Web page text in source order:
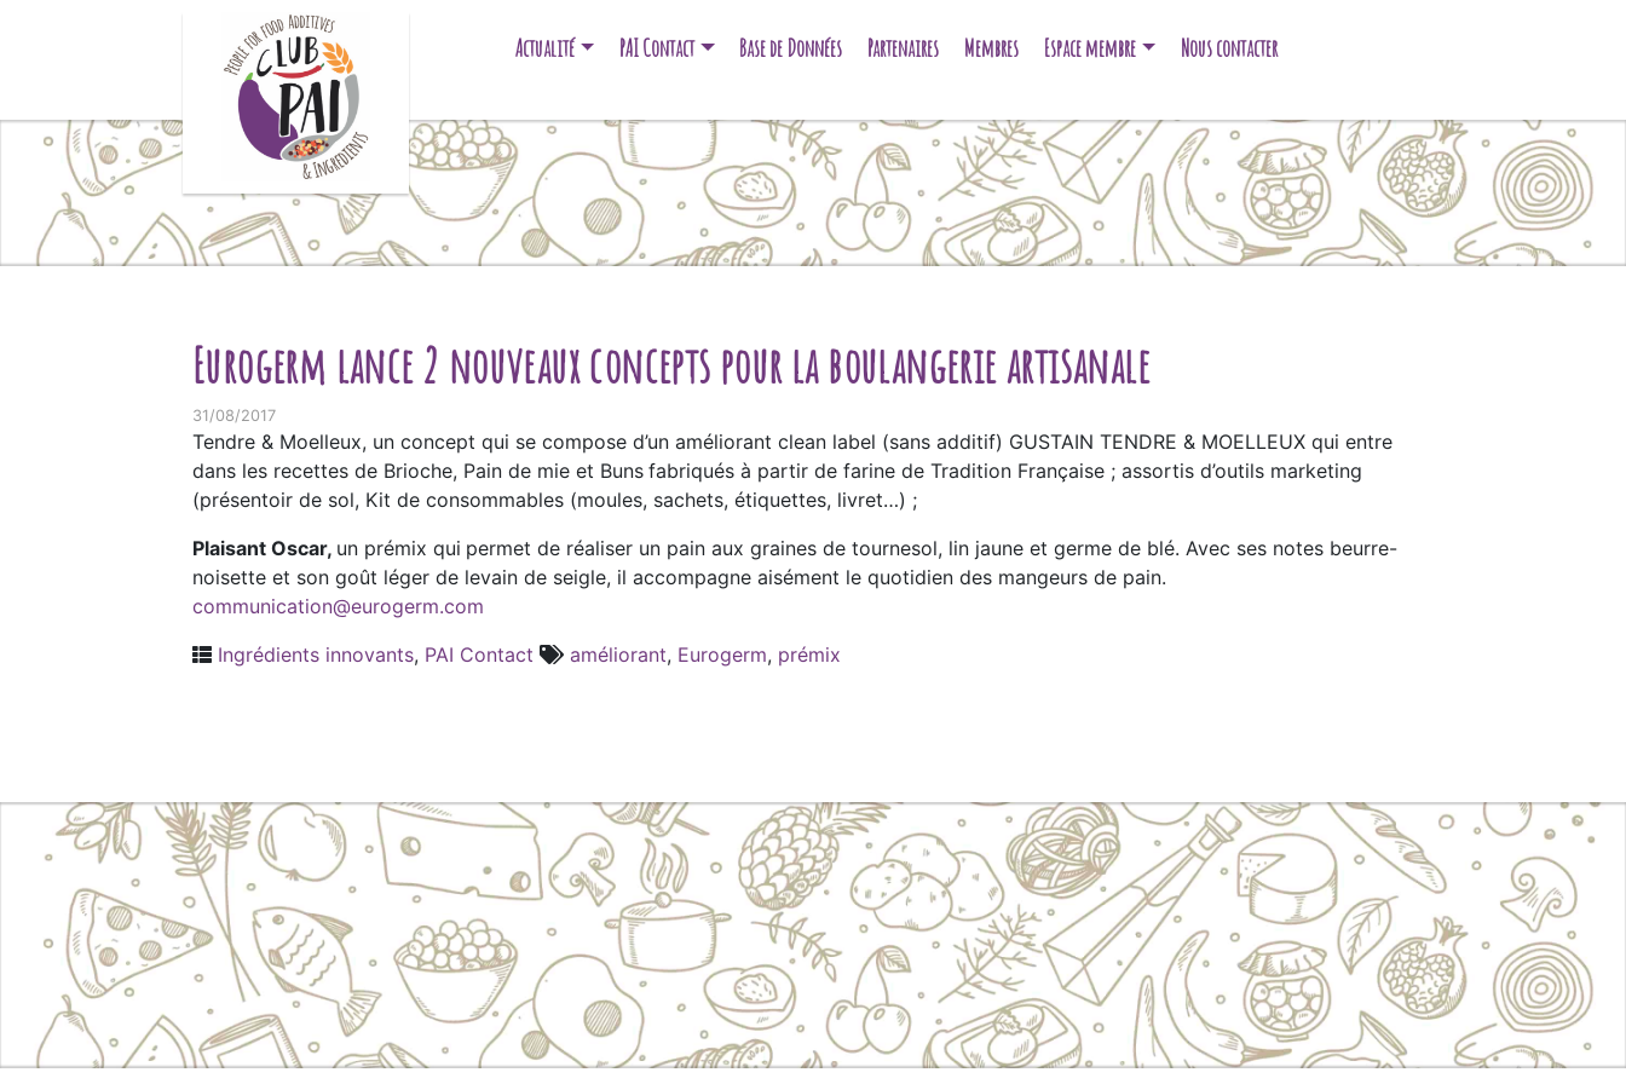
Actualité PAI Contact Base de Données Partenaires Membres Espace membre Nous contacter
Eurogerm lance 2 nouveaux concepts pour la boulangerie artisanale
31/08/2017
Tendre & Moelleux, un concept qui se compose d’un améliorant clean label (sans additif) GUSTAIN TENDRE & MOELLEUX qui entre
dans les recettes de Brioche, Pain de mie et Buns fabriqués à partir de farine de Tradition Française ; assortis d’outils marketing
(présentoir de sol, Kit de consommables (moules, sachets, étiquettes, livret…) ;
Plaisant Oscar, un prémix qui permet de réaliser un pain aux graines de tournesol, lin jaune et germe de blé. Avec ses notes beurre-
noisette et son goût léger de levain de seigle, il accompagne aisément le quotidien des mangeurs de pain.
communication@eurogerm.com
Ingrédients innovants, PAI Contact améliorant, Eurogerm, prémix